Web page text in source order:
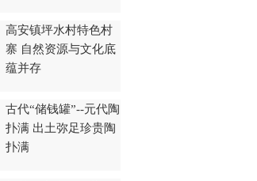
高安镇坪水村特色村
寨 自然资源与文化底
蕴并存
古代“储钱罐”--元代陶
扑满 出土弥足珍贵陶
扑满